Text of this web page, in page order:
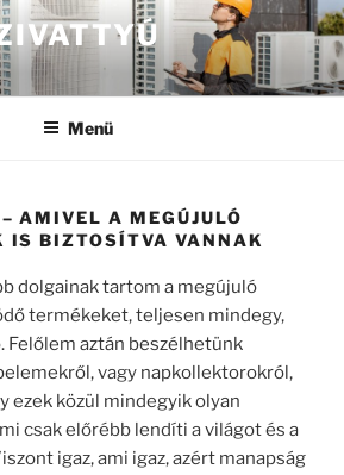
Menü
AMIVEL A MEGÚJULÓ
IS BIZTOSÍTVA VANNAK
dolgainak tartom a megújuló
termékeket, teljesen mindegy,
Felőlem aztán beszélhetünk
vagy napkollektorokról,
ezek közül mindegyik olyan
csak előrébb lendíti a világot és a
igaz, ami igaz, azért manapság